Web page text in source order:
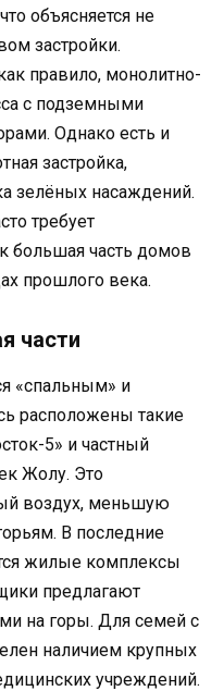
объясняется не
застройки.
правило, монолитно-
с подземными
Однако есть и
застройка,
зелёных насаждений.
требует
большая часть домов
прошлого века.
части
«спальным» и
расположены такие
5» и частный
Жолу. Это
воздух, меньшую
В последние
жилые комплексы
предлагают
на горы. Для семей с
наличием крупных
учреждений.